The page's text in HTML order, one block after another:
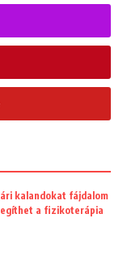
kalandokat fájdalom
a fizikoterápia